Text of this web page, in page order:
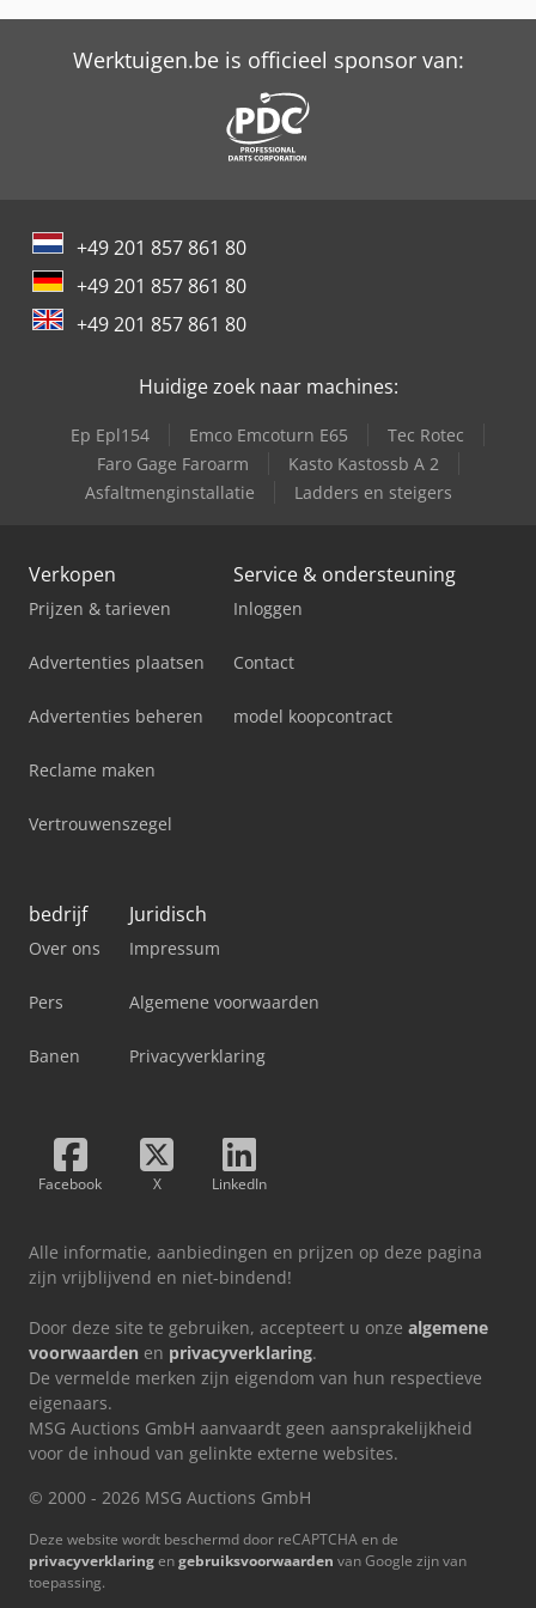
Claas Celtis 436
Claas Maaidorser
Claas Maaier
Claas Nectis 237
Claas Nectis 257
Claas Nectis 267
Werktuigen.be is officieel sponsor van:
+49 201 857 861 80
+49 201 857 861 80
+49 201 857 861 80
Huidige zoek naar machines:
Ep Epl154 Emco Emcoturn E65
Tec Rotec
Faro Gage Faroarm
Kasto Kastossb A 2
Asfaltmenginstallatie
Ladders en steigers
Verkopen
Prijzen & tarieven
Advertenties plaatsen
Advertenties beheren
Reclame maken
Vertrouwenszegel
Service & ondersteuning
Inloggen
Contact
model koopcontract
bedrijf
Over ons
Pers
Banen
Juridisch
Impressum
Algemene voorwaarden
Privacyverklaring
Facebook X LinkedIn
Alle informatie, aanbiedingen en prijzen op deze pagina
zijn vrijblijvend en niet-bindend!
Door deze site te gebruiken, accepteert u onze algemene
voorwaarden en privacyverklaring.
De vermelde merken zijn eigendom van hun respectieve
eigenaars.
MSG Auctions GmbH aanvaardt geen aansprakelijkheid
voor de inhoud van gelinkte externe websites.
© 2000 - 2026 MSG Auctions GmbH
Deze website wordt beschermd door reCAPTCHA en de
privacyverklaringengebruiksvoorwaarden van Google zijn van
toepassing.